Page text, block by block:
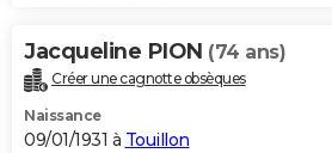
Jacqueline PION (74 ans)
Créer une cagnotte obsèques
Naissance
09/01/1931 à Touillon